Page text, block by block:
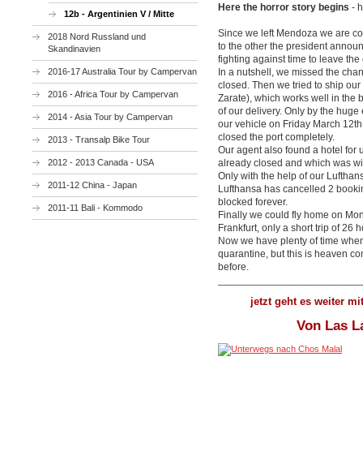
12b - Argentinien V / Mitte
2018 Nord Russland und
Skandinavien
2016-17 Australia Tour by Campervan
2016 - Africa Tour by Campervan
2014 - Asia Tour by Campervan
2013 - Transalp Bike Tour
2012 - 2013 Canada - USA
2011-12 China - Japan
2011-11 Bali - Kommodo
Here the horror story begins -
Since we left Mendoza we are
to the other the president
fighting against time to leave the
In a nutshell, we missed the
closed. Then we tried to ship
Zarate), which works well in the
of our delivery. Only by the
our vehicle on Friday March
closed the port completely.
Our agent also found a hotel for
already closed and which was
Only with the help of our
Lufthansa has cancelled 2
blocked forever.
Finally we could fly home on
Frankfurt, only a short trip of 26
Now we have plenty of time
quarantine, but this is heaven
before.
jetzt geht es weiter
Von Las